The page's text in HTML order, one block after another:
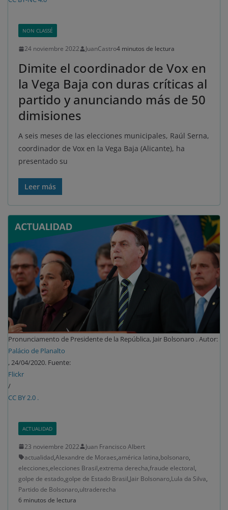
NON CLASSÉ
24 noviembre 2022 JuanCastro4 minutos de lectura
Dimite el coordinador de Vox en
la Vega Baja con duras críticas al
partido y anunciando más de 50
dimisiones
A seis meses de las elecciones municipales, Raúl Serna,
coordinador de Vox en la Vega Baja (Alicante), ha
presentado su
Leer más
Pronunciamento de Presidente de la República, Jair Bolsonaro . Autor:
Palácio de Planalto
, 24/04/2020. Fuente:
Flickr
/
CC BY 2.0 .
ACTUALIDAD
23 noviembre 2022
Juan Francisco Albert
actualidad,Alexandre de Moraes,américa latina,bolsonaro,
elecciones,elecciones Brasil,extrema derecha,fraude electoral,
golpe de estado,golpe de Estado Brasil,Jair Bolsonaro,Lula da Silva,
Partido de Bolsonaro,ultraderecha
6 minutos de lectura